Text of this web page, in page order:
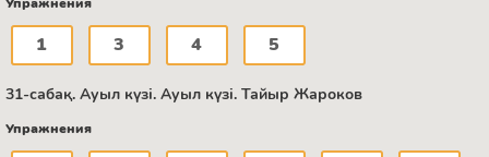
1 3 4 5
31-сабақ. Ауыл күзі. Ауыл күзі. Тайыр Жароков
Упражнения